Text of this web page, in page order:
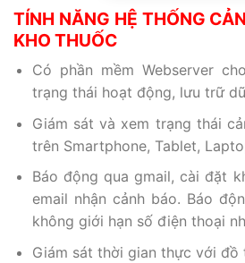
TÍNH NĂNG HỆ THỐNG
KHO THUỐC
Có phần mềm Webserver
trạng thái hoạt động, lưu trữ
Giám sát và xem trạng thái
trên Smartphone, Tablet,
Báo động qua gmail, cài đặt
email nhận cảnh báo. Báo
không giới hạn số điện thoại
Giám sát thời gian thực với đồ